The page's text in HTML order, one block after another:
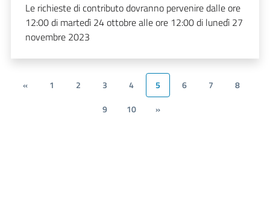
Le richieste di contributo dovranno pervenire dalle ore
12:00 di martedì 24 ottobre alle ore 12:00 di lunedì 27
novembre 2023
« 1 2 3 4 5 6 7
8
9
10 »